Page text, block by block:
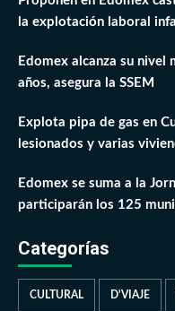
la explotación laboral
Edomex alcanza su nivel
años, asegura la SSEM
Explota pipa de gas en
lesionados y varias
Edomex se suma a la
participarán los 125
Categorías
CULTURAL D'VIAJE